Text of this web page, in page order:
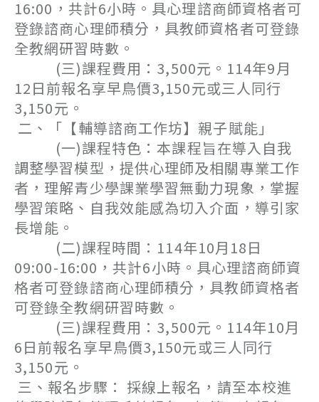
16:00，共計6小時。具心理諮商師資格者可
登錄諮商心理師積分，具教師資格者可登錄
全教網研習時數。
(三)課程費用：3,500元。114年9月
12日前報名享早鳥價3,150元或三人同行
3,150元。
二、「【輔導諮商工作坊】親子賦能」
(一)課程特色：本課程旨在導入自我
調整學習模型，提供心理師及相關專業工作
者，理解青少學課業學習無動力現象，掌握
學習策略、自我效能感為切入介面，導引家
長增能。
(二)課程時間：114年10月18日
09:00-16:00，共計6小時。具心理諮商師資
格者可登錄諮商心理師積分，具教師資格者
可登錄全教網研習時數。
(三)課程費用：3,500元。114年10月
6日前報名享早鳥價3,150元或三人同行
3,150元。
三、報名步驟： 採線上報名，請至本校進